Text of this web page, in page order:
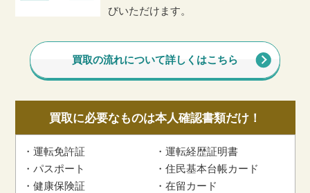
びいただけます。
買取の流れについて詳しくはこちら
買取に必要なものは本人確認書類だけ！
運転免許証
運転経歴証明書
パスポート
住民基本台帳カード
健康保険証
在留カード